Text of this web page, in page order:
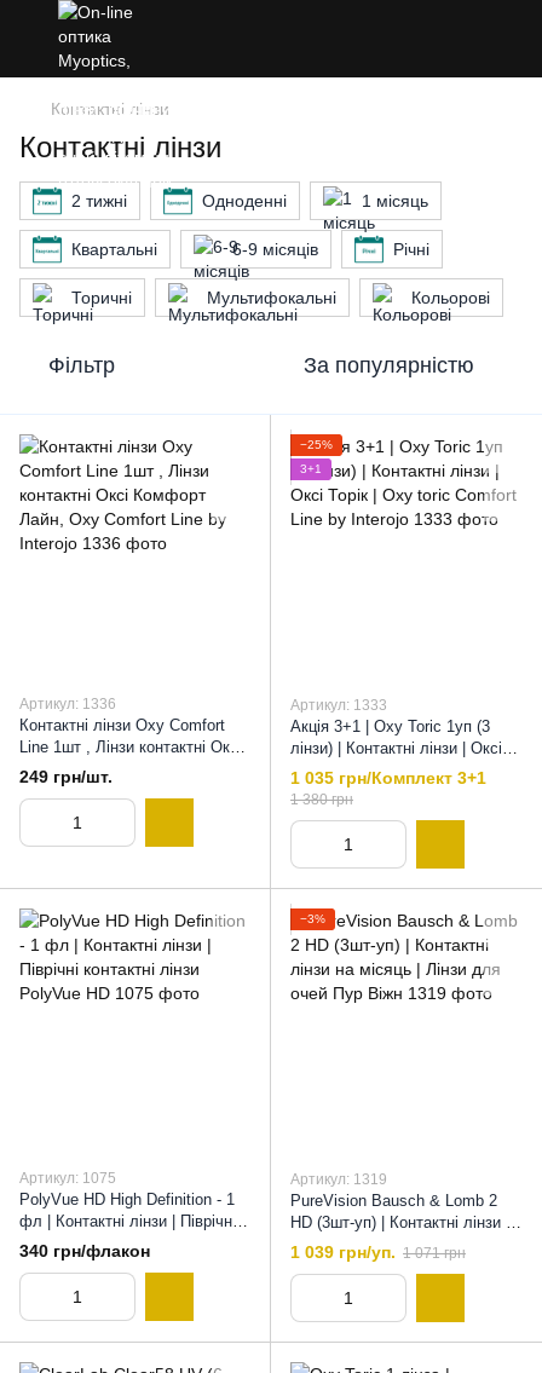
Контактні лінзи
Контактні лінзи
2 тижні Одноденні 1 місяць
Квартальні 6-9 місяців Річні
Торичні Мультифокальні Кольорові
Фільтр За популярністю
Артикул: 1336
Контактні лінзи Oxy Comfort
Line 1шт , Лінзи контактні Оксі
Комфорт Лайн, Oxy Comfort
Line by Interojo
249 грн/шт.
−25%
3+1
Артикул: 1333
Акція 3+1 | Oxy Toric 1уп (3
лінзи) | Контактні лінзи | Оксі
Торік | Oxy toric Comfort Line by
Interojo, 8,6
1 035 грн/Комплект 3+1
1 380 грн
Артикул: 1075
PolyVue HD High Definition - 1
фл | Контактні лінзи | Піврічні
контактні лінзи PolyVue HD, 8,6
340 грн/флакон
−3%
Артикул: 1319
PureVision Bausch & Lomb 2
HD (3шт-уп) | Контактні лінзи на
місяць | Лінзи для очей Пур
Віжн , 8,6
1 039 грн/уп. 1 071 грн